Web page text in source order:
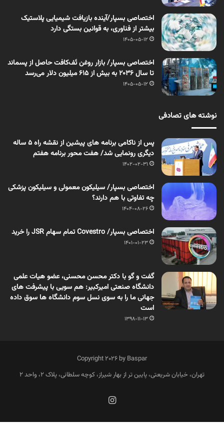
اختصاصی بسپار/آینده بازیافت شیمیایی پلاستیک
بیشتر از فناوری، به قوانین بستگی دارد
1405-05-12
اختصاصی بسپار/ بازار روغن تَف‌کافت حاصل از پسماند
تا سال ۲۰۳۶ به بیش از ۶۱۵ میلیون دلار می‌رسد
1405-05-12
نوشته های تصادفی
پس از ناکامی برنامه های پیشین از نقشه راه ۵ ساله
دیگری رونمایی شد/ هفت محور برنامه هفتم
1402-02-31
اختصاصی بسپار/ سیلیکون معمولی و سیلیکون پزشکی
چه تفاوتی با هم دارند؟
1404-08-26
اختصاصی بسپار/ Covestro تمام سهام JSR را خرید
1401-01-23
گفت و گو با دکتر محسن محسنی، عضو هیات علمی
دانشگاه صنعتی امیرکبیر: هم سویی با پیشرفت های
جهانی ما را به سوی نسل سوم دانشگاه ها سوق داده
است
1398-11-13
Copyright 2026 by Baspar
تهران، خیابان شریعتی، پایین تر از بهار شیراز، کوچه سلطانی، پلاک 2، واحد 2